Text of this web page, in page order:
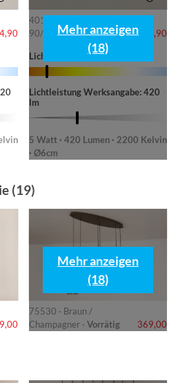
401 · 6cm-2200K
90/220/420lm ·Vorrätig 14,90
Lichtfarbe: 2200 K
Lichtleistung Werksangabe: 420
lm
5 Watt · 420 Lumen · 2200 Kelvin
· Ø6cm
Mehr anzeigen
(18)
(19)
75530 · Braun /
Champagner · Vorrätig 369,00
Mehr anzeigen
(18)